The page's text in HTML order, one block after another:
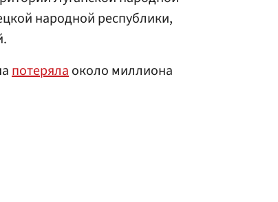
народной республики,
потерялаоколо миллиона